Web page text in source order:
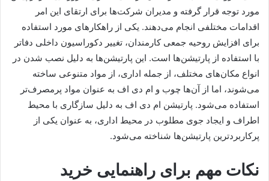
مورد توجه قرار گرفته و مدیران شرکت‌ها برای ارتقای این امر
اقدامات مختلفی انجام می‌دهند. یکی از راهکارهای مورد استفاده
برای افزایش روحیه جمعی کارمندان، تغییر دکوراسیون داخلی دفاتر
با استفاده از پارتیشن‌ها است. این پارتیشن‌ها به دلیل نصب شدن در
انواع مکان‌های مختلف، از جمله اداری، از مواد متنوعی ساخته
می‌شوند، اما از آن‌ها چوب و ام دی اف به عنوان مواد پرمصرف‌تر
استفاده می‌شود. پارتیشن ام دی اف به دلیل سازگاری با محیط
اطراف و ایجاد جوی مطلوب در محیط اداری، به عنوان یکی از
پرکاربردترین پارتیشن‌ها شناخته می‌شود.
نکات مهم برای راهنمایی خرید